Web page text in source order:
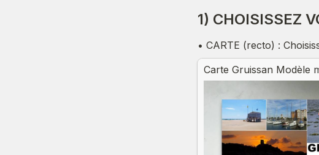
1) CHOISISSEZ
• CARTE (recto) :
Untitled multiple choice
Carte Gruissan Modèle